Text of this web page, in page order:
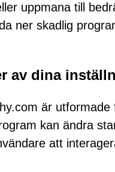
uppmana till
ner skadlig
av dina
är
kan ändra
att